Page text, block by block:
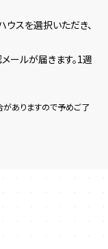
ウスを選択いただき、
ールが届きます。1週
がありますので予めご了